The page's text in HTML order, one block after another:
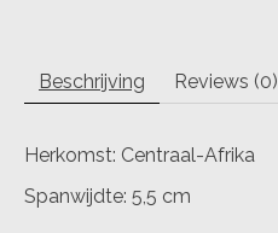
Beschrijving Reviews (0)
Herkomst: Centraal-Afrika
Spanwijdte: 5,5 cm